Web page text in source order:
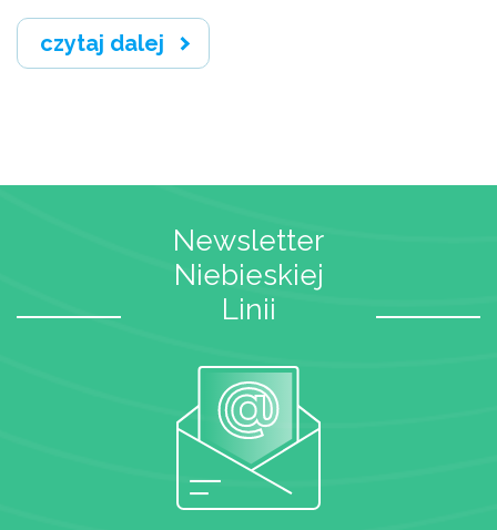
czytaj dalej
Newsletter
Niebieskiej
Linii